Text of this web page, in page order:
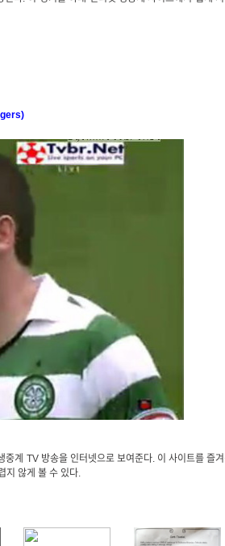
중계 TV 방송을 인터넷으로 보여준다. 이 사이트를 즐
지 않게 볼 수 있다.